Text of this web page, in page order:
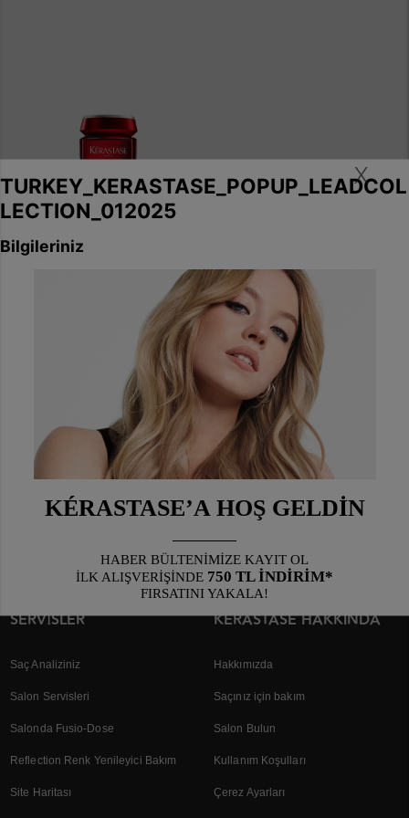
Bain Après Soleil Güneş
Sonrası Besleyici Bakım
Şampuanı
0/5 (0 )
Güneşe maruz kalmış saçları
canlandıran ve daha yumuşak
bir hisse kavuşturan Yıpranma
Karşıtı Saç Banyosu.
GÜNEŞ KORUMASI
Masque Uv Defense Active
UV Koruyucu Onarıcı Bakım
Maskesi
0/5 (0 )
Güneşe maruz kalan saçları
onaran ve koruyan güneş
sonrası saç maskesi.
X
SERVISLER
Saç Analiziniz
Salon Servisleri
Salonda Fusio-Dose
Reflection Renk Yenileyici Bakım
Site Haritası
KÉRASTASE HAKKINDA
Hakkımızda
Saçınız için bakım
Salon Bulun
Kullanım Koşulları
Çerez Ayarları